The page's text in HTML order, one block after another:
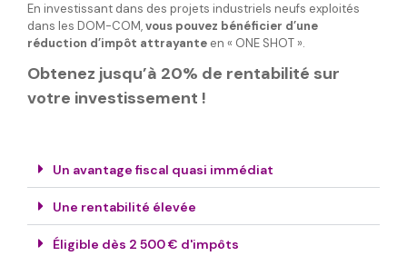
En investissant dans des projets industriels neufs exploités
dans les DOM-COM,vous pouvez bénéficier d’une
réduction d’impôt attrayante en « ONE SHOT ».
Obtenez jusqu’à 20% de rentabilité sur
votre investissement !
Un avantage fiscal quasi immédiat
Une rentabilité élevée
Éligible dès 2 500 € d'impôts